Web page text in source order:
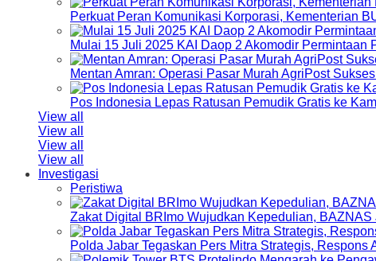
Perkuat Peran Komunikasi Korporasi, Kementerian
Mulai 15 Juli 2025 KAI Daop 2 Akomodir
Mentan Amran: Operasi Pasar Murah AgriPost
Pos Indonesia Lepas Ratusan Pemudik Gratis ke
View all
View all
View all
View all
Investigasi
Peristiwa
Zakat Digital BRImo Wujudkan Kepedulian,
Polda Jabar Tegaskan Pers Mitra Strategis,